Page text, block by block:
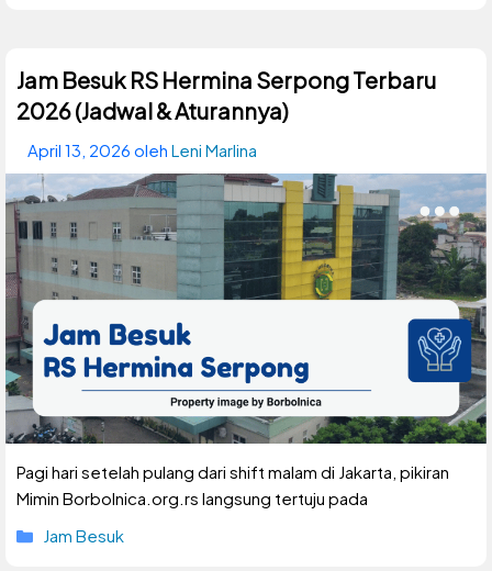
Jam Besuk RS Hermina Serpong Terbaru
2026 (Jadwal & Aturannya)
April 13, 2026 oleh Leni Marlina
Pagi hari setelah pulang dari shift malam di Jakarta, pikiran
Mimin Borbolnica.org.rs langsung tertuju pada
Kategori
Jam Besuk